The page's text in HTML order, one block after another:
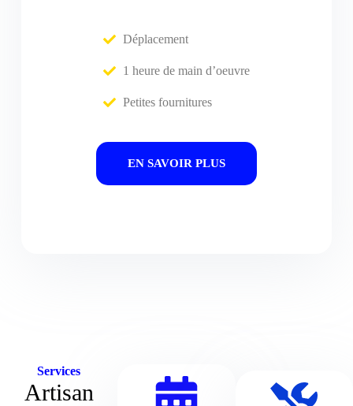
Déplacement
1 heure de main d’oeuvre
Petites fournitures
EN SAVOIR PLUS
Services
Artisan